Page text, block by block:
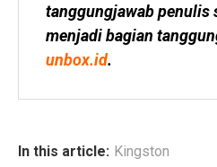
tanggungjawab penulis
unbox.id.
In this article: Kingston